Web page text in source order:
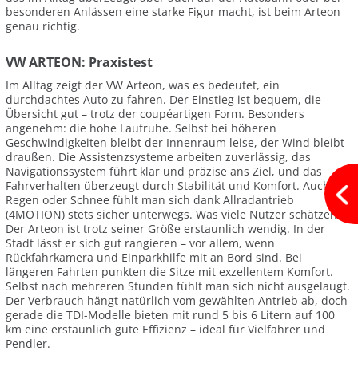
besonderen Anlässen eine starke Figur macht, ist beim Arteon
genau richtig.
VW ARTEON: Praxistest
Im Alltag zeigt der VW Arteon, was es bedeutet, ein
durchdachtes Auto zu fahren. Der Einstieg ist bequem, die
Übersicht gut – trotz der coupéartigen Form. Besonders
angenehm: die hohe Laufruhe. Selbst bei höheren
Geschwindigkeiten bleibt der Innenraum leise, der Wind bleibt
draußen. Die Assistenzsysteme arbeiten zuverlässig, das
Navigationssystem führt klar und präzise ans Ziel, und das
Fahrverhalten überzeugt durch Stabilität und Komfort. Auch bei
Regen oder Schnee fühlt man sich dank Allradantrieb
(4MOTION) stets sicher unterwegs. Was viele Nutzer schätzen:
Der Arteon ist trotz seiner Größe erstaunlich wendig. In der
Stadt lässt er sich gut rangieren – vor allem, wenn
Rückfahrkamera und Einparkhilfe mit an Bord sind. Bei
längeren Fahrten punkten die Sitze mit exzellentem Komfort.
Selbst nach mehreren Stunden fühlt man sich nicht ausgelaugt.
Der Verbrauch hängt natürlich vom gewählten Antrieb ab, doch
gerade die TDI-Modelle bieten mit rund 5 bis 6 Litern auf 100
km eine erstaunlich gute Effizienz – ideal für Vielfahrer und
Pendler.